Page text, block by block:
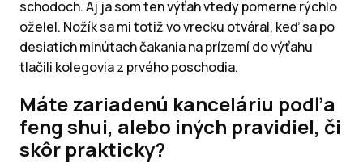
schodoch. Aj ja som ten výťah vtedy pomerne rýchlo
oželel. Nožík sa mi totiž vo vrecku otváral, keď sa po
desiatich minútach čakania na prízemí do výťahu
tlačili kolegovia z prvého poschodia.
Máte zariadenú kanceláriu podľa
feng shui, alebo iných pravidiel, či
skôr prakticky?